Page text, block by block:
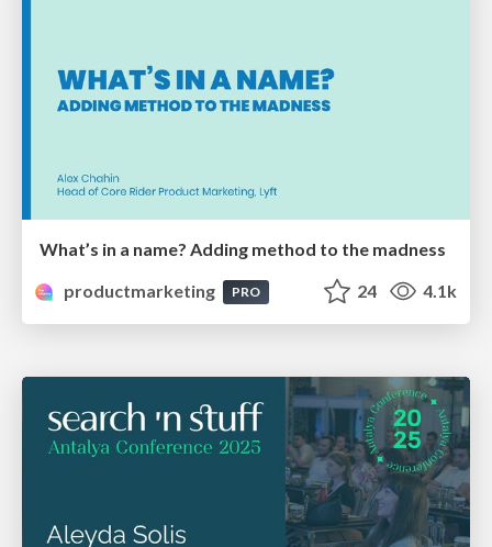
What’s in a name? Adding method to the madness
productmarketing
PRO 24 4.1k